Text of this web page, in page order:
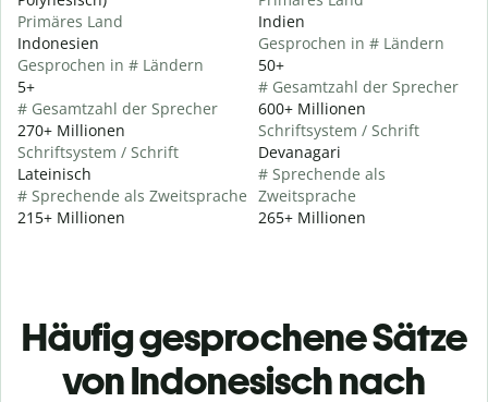
Primäres Land
Indonesien
Gesprochen in # Ländern
5+
# Gesamtzahl der Sprecher
270+ Millionen
Schriftsystem / Schrift
Lateinisch
# Sprechende als Zweitsprache
215+ Millionen
Indien
Gesprochen in # Ländern
50+
# Gesamtzahl der Sprecher
600+ Millionen
Schriftsystem / Schrift
Devanagari
# Sprechende als
Zweitsprache
265+ Millionen
Häufig gesprochene Sätze
von Indonesisch nach